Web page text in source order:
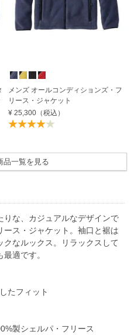
メンズ オールコンディションズ・フ
リース・ジャケット
¥ 25,300 （税込）
品一覧を見る
りな、カジュアルなデザインで
ス・ジャケット。袖口と裾は
クなルックス。リラックスして
適です。
たフィット
製シェルパ・フリース